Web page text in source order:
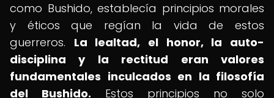
como Bushido, establecía principios morales
y éticos que regían la vida de estos
guerreros. La lealtad, el honor, la auto-
disciplina y la rectitud eran valores
fundamentales inculcados en la filosofía
del Bushido. Estos principios no solo